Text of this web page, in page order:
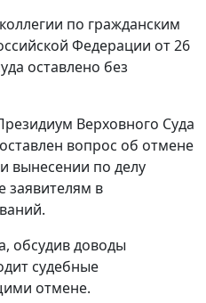
по гражданским
Федерации от 26
оставлено без
Верховного Суда
вопрос об отмене
вынесении по делу
заявителям в
обсудив доводы
судебные
отмене.